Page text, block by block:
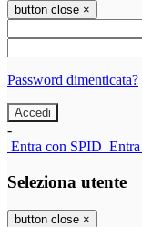
button close ×
Password dimenticata?
-
Entra con SPID
Seleziona utente
button close ×